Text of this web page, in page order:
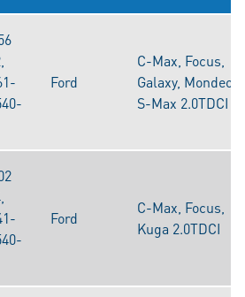
Ford
C-Max, Focus,
Galaxy, Mondeo,
S-Max 2.0TDCI
Ford
C-Max, Focus,
Kuga 2.0TDCI